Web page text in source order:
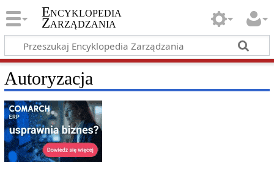
Encyklopedia
Zarządzania
Autoryzacja